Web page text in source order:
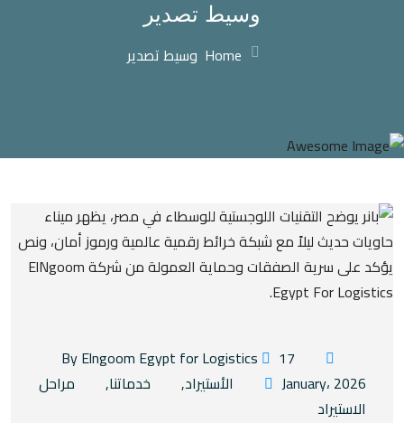
وسيط تصدير
Home وسيط تصدير
17
January، 2026
الأستيراد, خدماتنا,
مراحل
الاستيراد